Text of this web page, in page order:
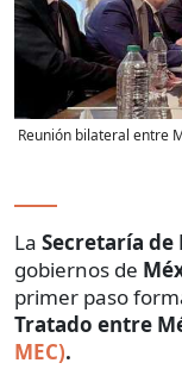
Reunión bilateral entre
La Secretaría de
gobiernos de
primer paso
Tratado entre
MEC).